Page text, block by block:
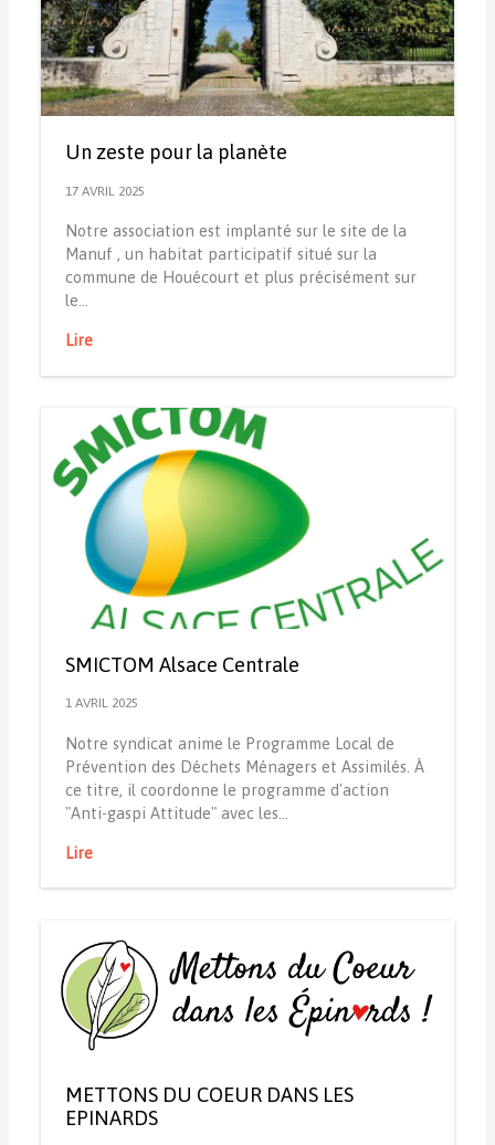
Un zeste pour la planète
17 AVRIL 2025
Notre association est implanté sur le site de la
Manuf , un habitat participatif situé sur la
commune de Houécourt et plus précisément sur
le…
Lire
SMICTOM Alsace Centrale
1 AVRIL 2025
Notre syndicat anime le Programme Local de
Prévention des Déchets Ménagers et Assimilés. À
ce titre, il coordonne le programme d'action
"Anti-gaspi Attitude" avec les…
Lire
METTONS DU COEUR DANS LES
EPINARDS